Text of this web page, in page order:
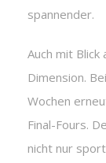
spannender.
Auch mit Blick
Dimension.
Wochen
Final-Fours.
nicht nur